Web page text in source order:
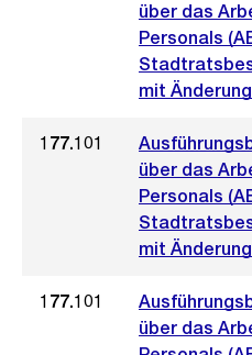
über das
Personals
mit
177.101
über das
Personals
mit
177.101
über das